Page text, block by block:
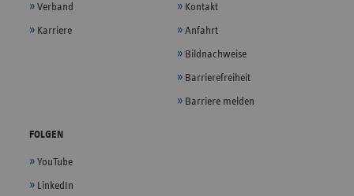
Verband
Karriere
Kontakt
Anfahrt
Bildnachweise
Barrierefreiheit
Barriere melden
FOLGEN
YouTube
LinkedIn